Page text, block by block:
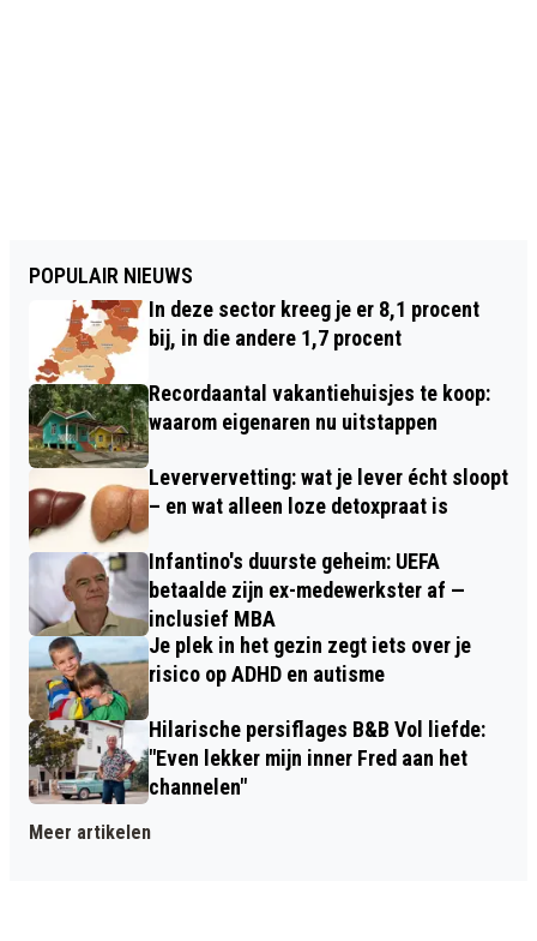
POPULAIR NIEUWS
In deze sector kreeg je er 8,1 procent
bij, in die andere 1,7 procent
Recordaantal vakantiehuisjes te koop:
waarom eigenaren nu uitstappen
Leververvetting: wat je lever écht sloopt
– en wat alleen loze detoxpraat is
Infantino's duurste geheim: UEFA
betaalde zijn ex-medewerkster af —
inclusief MBA
Je plek in het gezin zegt iets over je
risico op ADHD en autisme
Hilarische persiflages B&B Vol liefde:
"Even lekker mijn inner Fred aan het
channelen"
Meer artikelen